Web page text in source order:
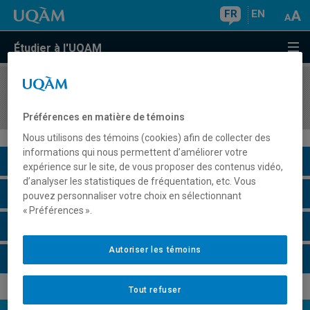
FR EN
Étudier à l'UQAM
COURS//
Description du cours
Horaire - Été 2026
Préférences en matière de témoins
Nous utilisons des témoins (cookies) afin de collecter des
informations qui nous permettent d’améliorer votre
expérience sur le site, de vous proposer des contenus vidéo,
d’analyser les statistiques de fréquentation, etc. Vous
pouvez personnaliser votre choix en sélectionnant
« Préférences ».
Tout refuser
Autoriser les témoins